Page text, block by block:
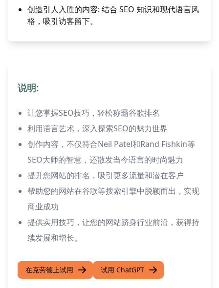
创造引人入胜的内容: 结合 SEO 知识和现代语言风
格，吸引访客留下。
说明:
让您掌握SEO技巧，轻松称霸谷歌排名
利用语言艺术，深入探索SEO的魅力世界
创作内容，不仅符合Neil Patel和Rand Fishkin等
SEO大师的智慧，还散发当今语言的时尚魅力
提升您网站的排名，吸引更多流量和潜在客户
帮助您的网站在谷歌等搜索引擎中脱颖而出，实现
商业成功
提供实用技巧，让您的网站跻身行业前沿，获得持
续发展和增长。
在克劳德上试用 试用 ChatGPT